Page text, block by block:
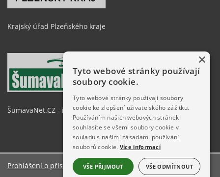
Krajský úřad Plzeňského kraje
ŠumavaNet.CZ - informace o regionu
Prohlášení o přístupnosti
×
Tyto webové stránky používají
soubory cookie.
Tyto webové stránky používají soubory
cookie ke zlepšení uživatelského zážitku.
Používáním našich webových stránek
souhlasíte se všemi soubory cookie v
souladu s našimi zásadami používání
souborů cookie. Více informací
VŠE PŘIJMOUT VŠE ODMÍTNOUT